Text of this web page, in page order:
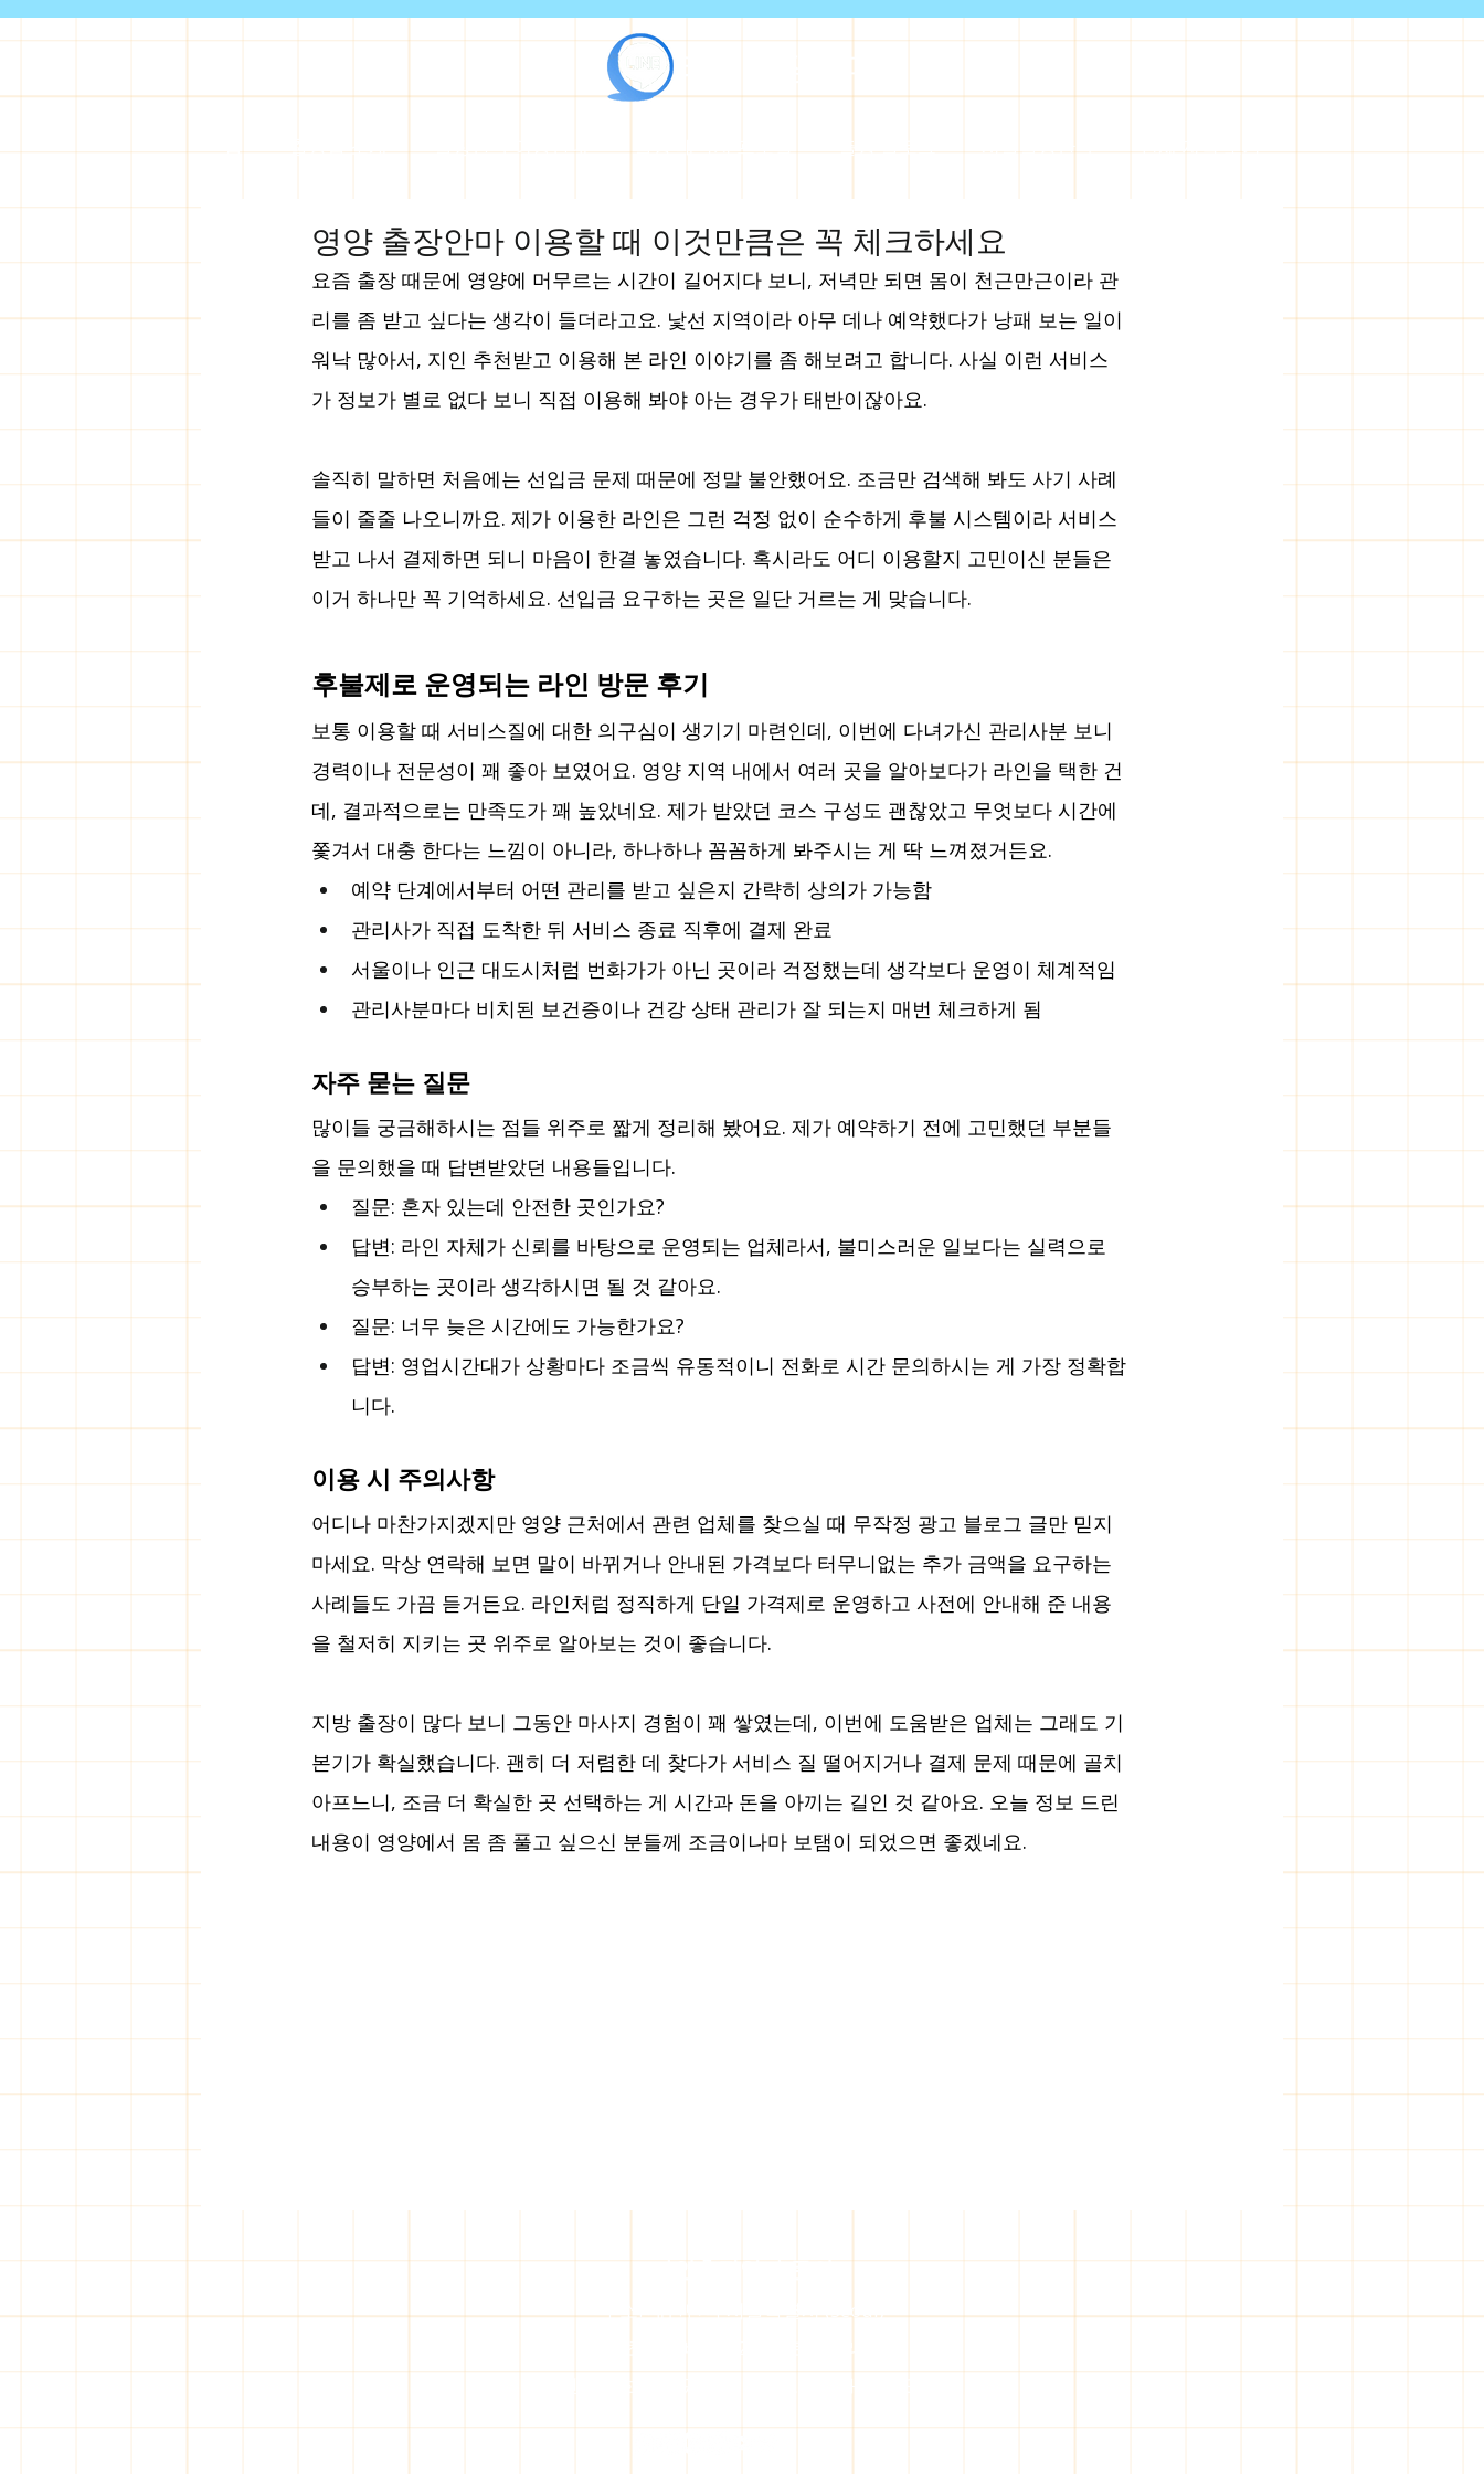
라인출장안마
홈 출장샵 소개 출장안마 이용안내 출장 매니저 프로필 출장 블로그 서울출장안마 전체 지역 보기
영양 출장안마 이용할 때 이것만큼은 꼭 체크하세요
요즘 출장 때문에 영양에 머무르는 시간이 길어지다 보니, 저녁만 되면 몸이 천근만근이라 관
리를 좀 받고 싶다는 생각이 들더라고요. 낯선 지역이라 아무 데나 예약했다가 낭패 보는 일이
워낙 많아서, 지인 추천받고 이용해 본 라인 이야기를 좀 해보려고 합니다. 사실 이런 서비스
가 정보가 별로 없다 보니 직접 이용해 봐야 아는 경우가 태반이잖아요.
솔직히 말하면 처음에는 선입금 문제 때문에 정말 불안했어요. 조금만 검색해 봐도 사기 사례
들이 줄줄 나오니까요. 제가 이용한 라인은 그런 걱정 없이 순수하게 후불 시스템이라 서비스
받고 나서 결제하면 되니 마음이 한결 놓였습니다. 혹시라도 어디 이용할지 고민이신 분들은
이거 하나만 꼭 기억하세요. 선입금 요구하는 곳은 일단 거르는 게 맞습니다.
후불제로 운영되는 라인 방문 후기
보통 이용할 때 서비스질에 대한 의구심이 생기기 마련인데, 이번에 다녀가신 관리사분 보니
경력이나 전문성이 꽤 좋아 보였어요. 영양 지역 내에서 여러 곳을 알아보다가 라인을 택한 건
데, 결과적으로는 만족도가 꽤 높았네요. 제가 받았던 코스 구성도 괜찮았고 무엇보다 시간에
쫓겨서 대충 한다는 느낌이 아니라, 하나하나 꼼꼼하게 봐주시는 게 딱 느껴졌거든요.
예약 단계에서부터 어떤 관리를 받고 싶은지 간략히 상의가 가능함
관리사가 직접 도착한 뒤 서비스 종료 직후에 결제 완료
서울이나 인근 대도시처럼 번화가가 아닌 곳이라 걱정했는데 생각보다 운영이 체계적임
관리사분마다 비치된 보건증이나 건강 상태 관리가 잘 되는지 매번 체크하게 됨
자주 묻는 질문
많이들 궁금해하시는 점들 위주로 짧게 정리해 봤어요. 제가 예약하기 전에 고민했던 부분들
을 문의했을 때 답변받았던 내용들입니다.
질문: 혼자 있는데 안전한 곳인가요?
답변: 라인 자체가 신뢰를 바탕으로 운영되는 업체라서, 불미스러운 일보다는 실력으로
승부하는 곳이라 생각하시면 될 것 같아요.
질문: 너무 늦은 시간에도 가능한가요?
답변: 영업시간대가 상황마다 조금씩 유동적이니 전화로 시간 문의하시는 게 가장 정확합
니다.
이용 시 주의사항
어디나 마찬가지겠지만 영양 근처에서 관련 업체를 찾으실 때 무작정 광고 블로그 글만 믿지
마세요. 막상 연락해 보면 말이 바뀌거나 안내된 가격보다 터무니없는 추가 금액을 요구하는
사례들도 가끔 듣거든요. 라인처럼 정직하게 단일 가격제로 운영하고 사전에 안내해 준 내용
을 철저히 지키는 곳 위주로 알아보는 것이 좋습니다.
지방 출장이 많다 보니 그동안 마사지 경험이 꽤 쌓였는데, 이번에 도움받은 업체는 그래도 기
본기가 확실했습니다. 괜히 더 저렴한 데 찾다가 서비스 질 떨어지거나 결제 문제 때문에 골치
아프느니, 조금 더 확실한 곳 선택하는 게 시간과 돈을 아끼는 길인 것 같아요. 오늘 정보 드린
내용이 영양에서 몸 좀 풀고 싶으신 분들께 조금이나마 보탬이 되었으면 좋겠네요.
좋을까?
몇 번 이용해보고 나니 이건 완전
을 때는 더더욱. 퇴근하고 녹초가
제대로 알고 예약하자
에 몸 좀 풀고 싶을 때, 혹은 집에서
편하게 관리받고 싶을 때 많이 찾
알아보려고 하면 가격도 천차만별
어요
요. 그럴 때 어디 전화해야 할지 막
근데 이제 그런 걱정 덜어도 된다
라인출장안마 문의
​주소: 대한민국 서울특별시 (Seoul)
서초구 방배3동 2대우로얄빌라트
전화번호:위에 있는 연락처로 문의해 주세요.